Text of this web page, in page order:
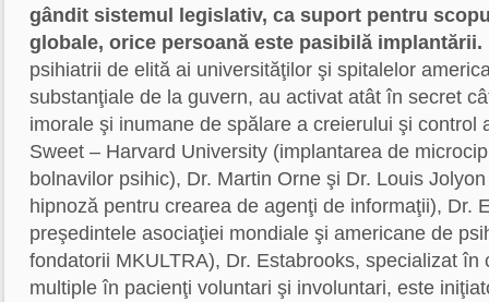
gândit sistemul legislativ, ca suport pentru
globale, orice persoană este pasibilă implantării.
psihiatrii de elită ai universităţilor şi spitalelor
substanţiale de la guvern, au activat atât în secret
imorale şi inumane de spălare a creierului şi control
Sweet – Harvard University (implantarea de
bolnavilor psihic), Dr. Martin Orne şi Dr. Louis
hipnoză pentru crearea de agenţi de informaţii), Dr.
preşedintele asociaţiei mondiale şi americane de
fondatorii MKULTRA), Dr. Estabrooks, specializat în
multiple în pacienţi voluntari şi involuntari, este